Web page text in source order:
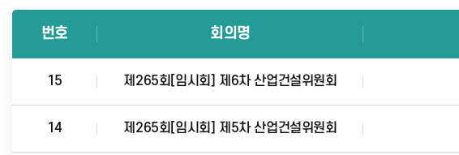
번호 회의명
15 제265회[임시회] 제6차 산업건설위원회
14 제265회[임시회] 제5차 산업건설위원회